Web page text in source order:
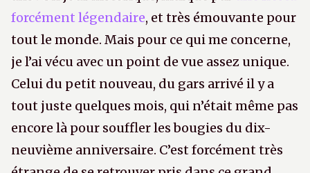
forcément légendaire, et très émouvante pour
tout le monde. Mais pour ce qui me concerne,
je l’ai vécu avec un point de vue assez unique.
Celui du petit nouveau, du gars arrivé il y a
tout juste quelques mois, qui n’était même pas
encore là pour souffler les bougies du dix-
neuvième anniversaire. C’est forcément très